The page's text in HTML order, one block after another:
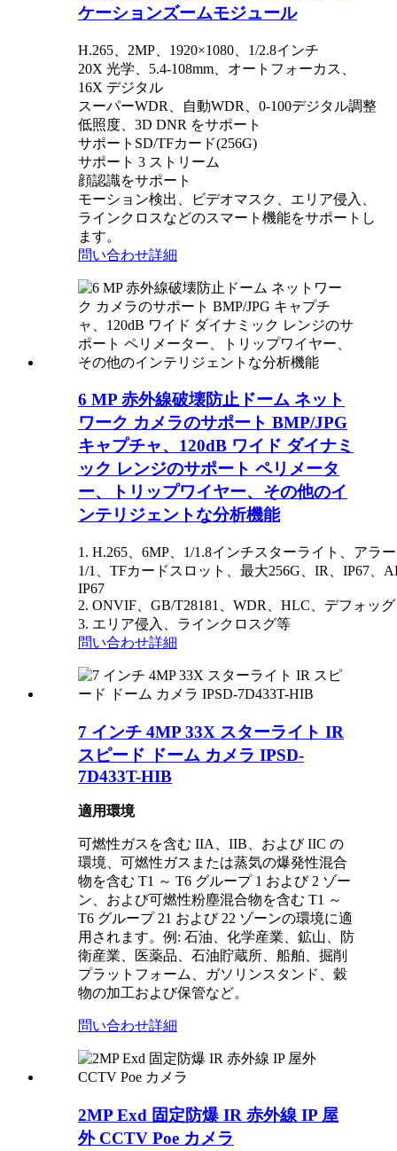
ケーションズームモジュール
H.265、2MP、1920×1080、1/2.8インチ
20X 光学、5.4-108mm、オートフォーカス、
16X デジタル
スーパーWDR、自動WDR、0-100デジタル調整
低照度、3D DNR をサポート
サポートSD/TFカード(256G)
サポート 3 ストリーム
顔認識をサポート
モーション検出、ビデオマスク、エリア侵入、
ラインクロスなどのスマート機能をサポートし
ます。
問い合わせ詳細
6 MP 赤外線破壊防止ドーム ネット
ワーク カメラのサポート BMP/JPG
キャプチャ、120dB ワイド ダイナミ
ック レンジのサポート ペリメータ
ー、トリップワイヤー、その他のイ
ンテリジェントな分析機能
1. H.265、6MP、1/1.8インチスターライト、アラ
1/1、TFカードスロット、最大256G、IR、IP67、
IP67
2. ONVIF、GB/T28181、WDR、HLC、デフォッ
3. エリア侵入、ラインクロスグ等
問い合わせ詳細
7 インチ 4MP 33X スターライト IR
スピード ドーム カメラ IPSD-
7D433T-HIB
適用環境
可燃性ガスを含む IIA、IIB、および IIC の
環境、可燃性ガスまたは蒸気の爆発性混合
物を含む T1 ～ T6 グループ 1 および 2 ゾー
ン、および可燃性粉塵混合物を含む T1 ～
T6 グループ 21 および 22 ゾーンの環境に適
用されます。例: 石油、化学産業、鉱山、防
衛産業、医薬品、石油貯蔵所、船舶、掘削
プラットフォーム、ガソリンスタンド、穀
物の加工および保管など。
問い合わせ詳細
2MP Exd 固定防爆 IR 赤外線 IP 屋
外 CCTV Poe カメラ